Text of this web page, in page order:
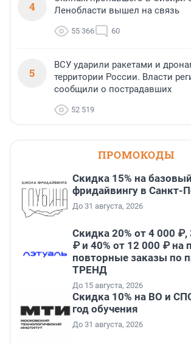
4
Ленобласти вышел на связь
55 366 60
5
ВСУ ударили ракетами и
территории России. Власти
сообщили о пострадавших
52 519
ПРОМОКОДЫ
Скидка 15% на
фридайвингу в Санкт-
До 31 августа, 2026
Скидка 20% от 4 000 ₽,
₽ и 40% от 12 000 ₽ на
повторные заказы по
ТРЕНД
До 15 августа, 2026
Скидка 10% на ВО и
год обучения
До 31 августа, 2026